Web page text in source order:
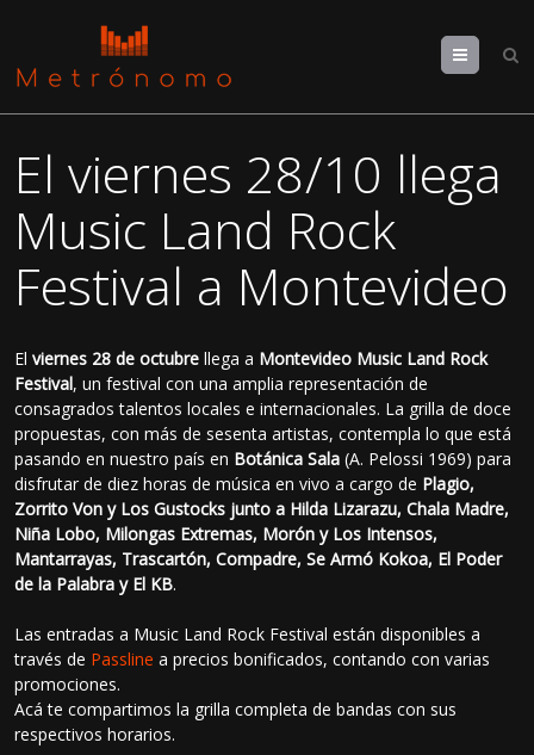
Menu
El viernes 28/10 llega
Music Land Rock
Festival a Montevideo
Elviernes 28 de octubre llega a Montevideo Music Land Rock
Festival, un festival con una amplia representación de
consagrados talentos locales e internacionales. La grilla de doce
propuestas, con más de sesenta artistas, contempla lo que está
pasando en nuestro país en Botánica Sala (A. Pelossi 1969) para
disfrutar de diez horas de música en vivo a cargo de Plagio,
Zorrito Von y Los Gustocks junto a Hilda Lizarazu, Chala Madre,
Niña Lobo, Milongas Extremas, Morón y Los Intensos,
Mantarrayas, Trascartón, Compadre, Se Armó Kokoa, El Poder
de la Palabra y El KB.
Las entradas a Music Land Rock Festival están disponibles a
través de Passline a precios bonificados, contando con varias
promociones.
Acá te compartimos la grilla completa de bandas con sus
respectivos horarios.